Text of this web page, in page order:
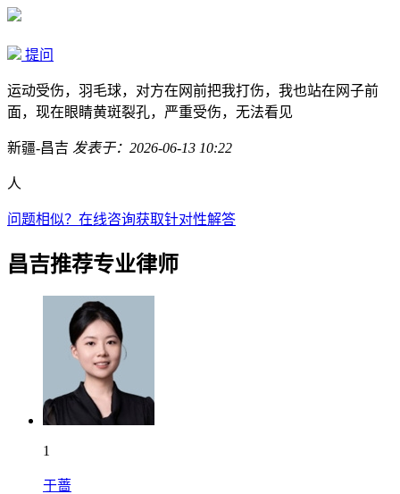
提问
运动受伤，羽毛球，对方在网前把我打伤，我也站在网子前
面，现在眼睛黄斑裂孔，严重受伤，无法看见
新疆-昌吉 发表于：2026-06-13 10:22
人
问题相似？ 在线咨询获取针对性解答
昌吉推荐专业律师
1
于蔷